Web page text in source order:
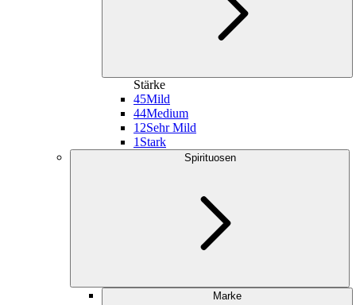
Stärke
45Mild
44Medium
12Sehr Mild
1 Stark
Spirituosen
Marke